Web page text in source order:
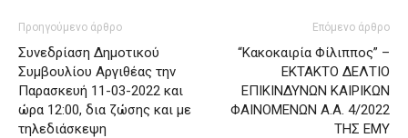
Προηγούμενο άρθρο
Συνεδρίαση Δημοτικού
Συμβουλίου Αργιθέας την
Παρασκευή 11-03-2022 και
ώρα 12:00, δια ζώσης και με
τηλεδιάσκεψη
Επόμενο άρθρο
“Κακοκαιρία Φίλιππος” –
ΕΚΤΑΚΤΟ ΔΕΛΤΙΟ
ΕΠΙΚΙΝΔΥΝΩΝ ΚΑΙΡΙΚΩΝ
ΦΑΙΝΟΜΕΝΩΝ Α.Α. 4/2022
ΤΗΣ ΕΜΥ